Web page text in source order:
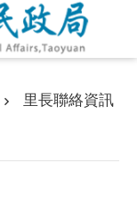
里長聯絡資訊